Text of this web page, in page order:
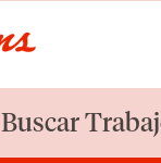
Buscar